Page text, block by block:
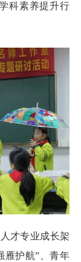
科素养提升行
才专业成长架
雁护航”、青年